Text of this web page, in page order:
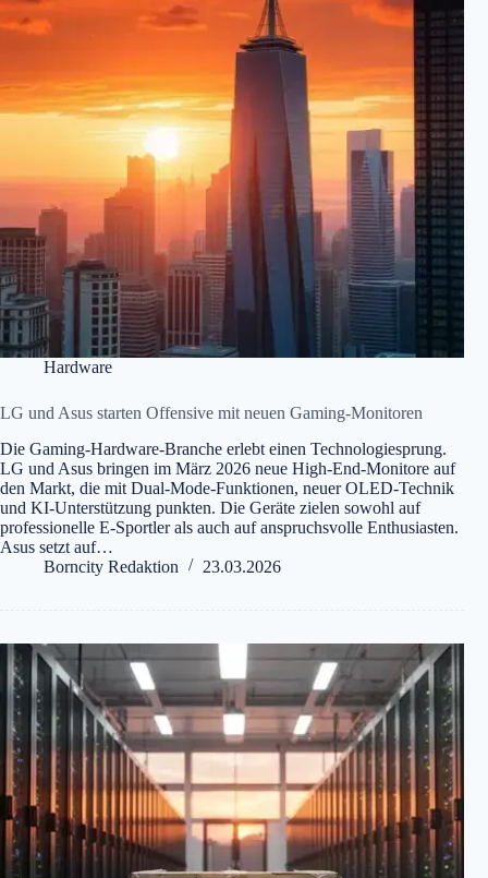
Hardware
LG und Asus starten Offensive mit neuen Gaming-Monitoren
Die Gaming-Hardware-Branche erlebt einen Technologiesprung.
LG und Asus bringen im März 2026 neue High-End-Monitore auf
den Markt, die mit Dual-Mode-Funktionen, neuer OLED-Technik
und KI-Unterstützung punkten. Die Geräte zielen sowohl auf
professionelle E-Sportler als auch auf anspruchsvolle Enthusiasten.
Asus setzt auf…
Borncity Redaktion
23.03.2026